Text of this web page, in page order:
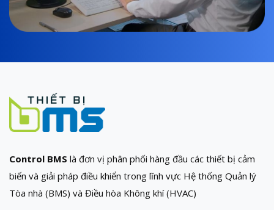
Control BMS là đơn vị phân phối hàng đầu các thiết bị cảm
biến và giải pháp điều khiển trong lĩnh vực Hệ thống Quản lý
Tòa nhà (BMS) và Điều hòa Không khí (HVAC)